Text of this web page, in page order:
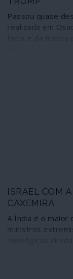
Passou quase
realizada em
ISRAEL COM
CAXEMIRA
A Índia é o maior
ministros